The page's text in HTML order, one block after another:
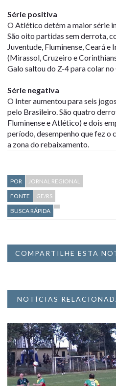
Série positiva
O Atlético detém a maior série
São oito partidas sem derrota,
Juventude, Fluminense, Ceará e
(Mirassol, Cruzeiro e
Galo saltou do Z-4 para colar no
Série negativa
O Inter aumentou para seis
pelo Brasileiro. São quatro
Fluminense e Atlético) e dois
período, desempenho que fez o
a zona do rebaixamento.
POR
JORNAL REGIONAL
FONTE
GE/RS
BUSCA RÁPIDA
COMPARTILHE ESTA
NOTÍCIAS